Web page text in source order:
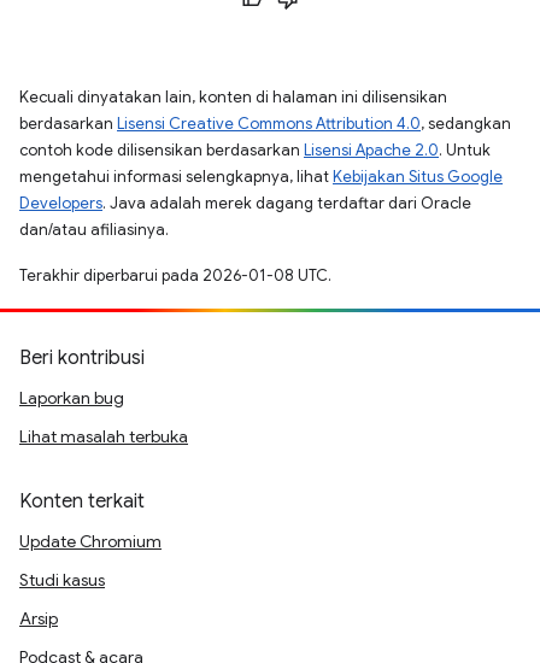
Kecuali dinyatakan lain, konten di halaman ini dilisensikan
berdasarkan Lisensi Creative Commons Attribution 4.0, sedangkan
contoh kode dilisensikan berdasarkan Lisensi Apache 2.0. Untuk
mengetahui informasi selengkapnya, lihatKebijakan Situs Google
Developers. Java adalah merek dagang terdaftar dari Oracle
dan/atau afiliasinya.
Terakhir diperbarui pada 2026-01-08 UTC.
Beri kontribusi
Laporkan bug
Lihat masalah terbuka
Konten terkait
Update Chromium
Studi kasus
Arsip
Podcast & acara